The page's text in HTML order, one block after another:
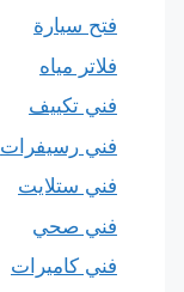
فتح سيارة
فلاتر مياه
فني تكييف
فني رسيفرات
فني ستلايت
فني صحي
فني كاميرات